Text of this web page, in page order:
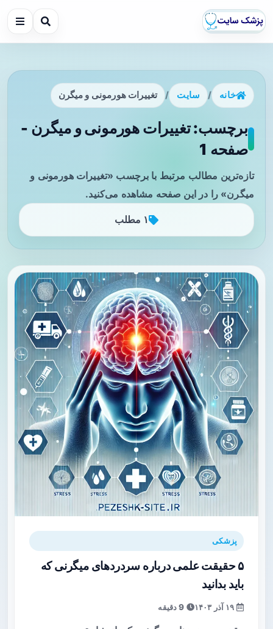
خانه / سایت / تغییرات هورمونی و میگرن
برچسب: تغییرات هورمونی و میگرن -
صفحه 1
تازه‌ترین مطالب مرتبط با برچسب «تغییرات هورمونی و
میگرن» را در این صفحه مشاهده می‌کنید.
۱ مطلب
پزشکی
۵ حقیقت علمی درباره سردردهای میگرنی که
باید بدانید